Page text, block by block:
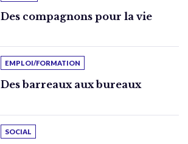
Des compagnons pour la vie
EMPLOI/FORMATION
Des barreaux aux bureaux
SOCIAL